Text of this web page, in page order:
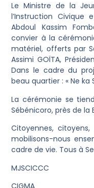
Le Ministre de la
l’Instruction Civique
Abdoul Kassim
convier à la
matériel, offerts par
Assimi GOÏTA,
Dans le cadre du
beau quartier : « Ne ka
La cérémonie se
Sébénicoro, près de la
Citoyennes,
mobilisons-nous
cadre de vie. Tous à
MJSCICCC